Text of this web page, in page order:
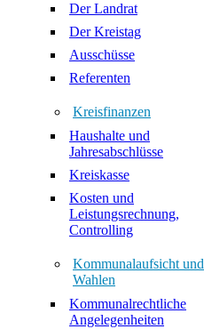
Der Landrat
Der Kreistag
Ausschüsse
Referenten
Kreisfinanzen
Haushalte und
Jahresabschlüsse
Kreiskasse
Kosten und
Leistungsrechnung,
Controlling
Kommunalaufsicht und
Wahlen
Kommunalrechtliche
Angelegenheiten